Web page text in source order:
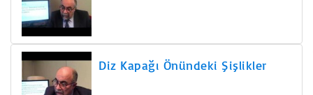
Diz Kapağı Önündeki Şişlikler